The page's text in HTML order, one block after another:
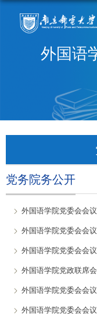
外国语
党务院务公开
外国语学院党委会会
外国语学院党委会会
外国语学院党委会会
外国语学院党政联席
外国语学院党委会会
外国语学院党委会会